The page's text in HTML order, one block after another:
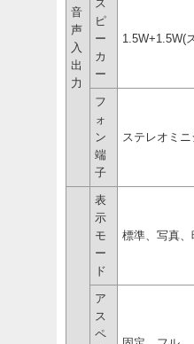
音
声
入
出
力
ス
ピ
ー
カ
ー
1.5W+1.5W(
フ
ォ
ン
端
子
ステレオミ
表
示
モ
ー
ド
標準、写真、
ア
ス
ペ